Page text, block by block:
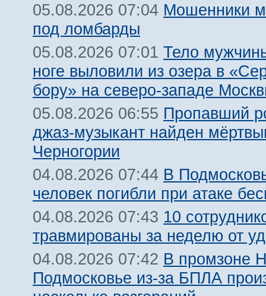
05.08.2026 07:04 Мошенники
под ломбарды
05.08.2026 07:01 Тело
ноге выловили из озера в
бору» на северо-западе
05.08.2026 06:55 Пропавший
джаз-музыкант найден
Черногории
04.08.2026 07:44 В
человек погибли при атаке
04.08.2026 07:43 10
травмированы за неделю от
04.08.2026 07:42 В промзоне
Подмосковье из-за БПЛА